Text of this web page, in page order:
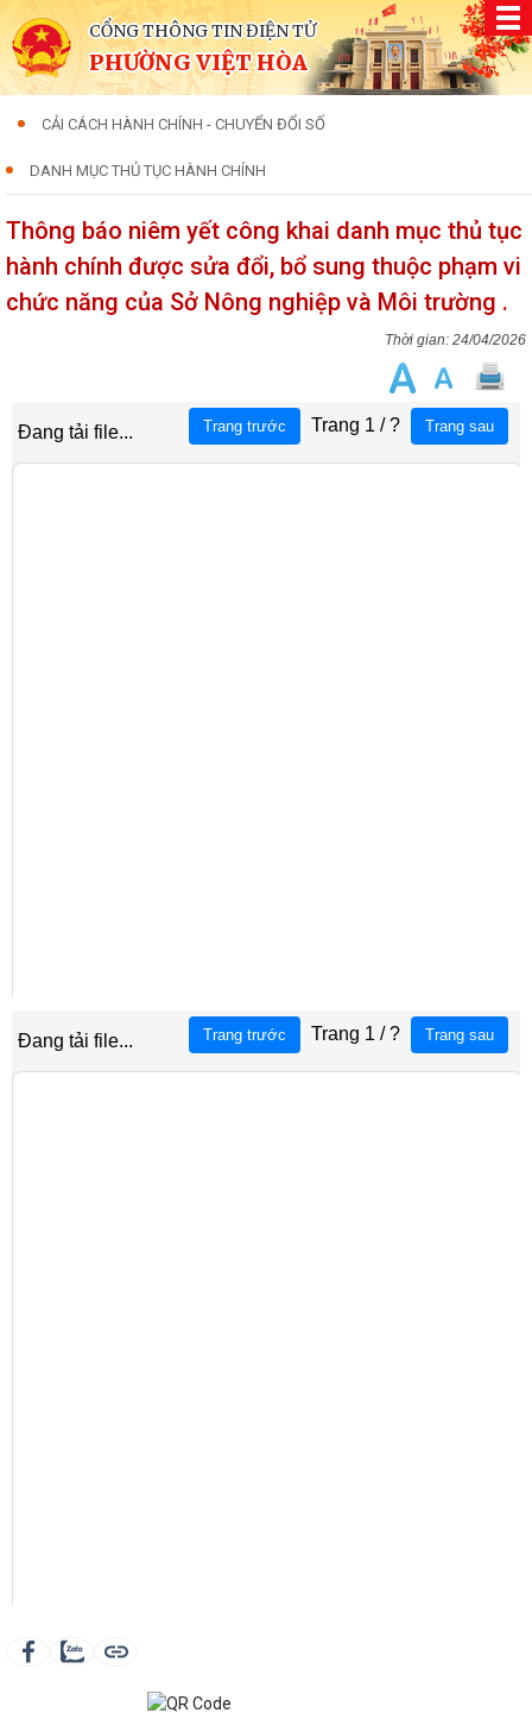
CỔNG THÔNG TIN ĐIỆN TỬ
PHƯỜNG VIỆT HÒA
CẢI CÁCH HÀNH CHÍNH - CHUYỂN ĐỔI SỐ
DANH MỤC THỦ TỤC HÀNH CHÍNH
Thông báo niêm yết công khai danh mục thủ tục
hành chính được sửa đổi, bổ sung thuộc phạm vi
chức năng của Sở Nông nghiệp và Môi trường .
24/04/2026